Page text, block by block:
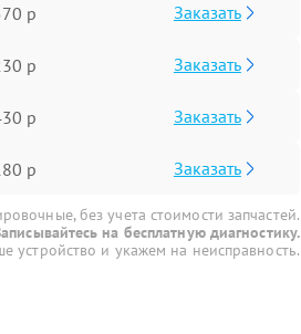
р Заказать
р Заказать
р Заказать
р Заказать
без учета стоимости запчастей.
на бесплатную диагностику.
устройство и укажем на неисправность.